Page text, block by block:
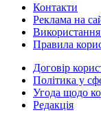
Контакти
Реклама на
Використання
Правила
Договір
Політика у
Угода щодо
Редакція